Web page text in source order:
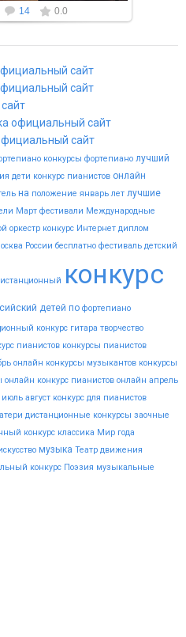
14 0.0
сайт
сайт
официальный сайт
сайт
конкурсы фортепиано лучший
дети конкурс пианистов онлайн
на положение январь лет лучшие
Март фестивали Международные
оркестр конкурс Интернет диплом
России бесплатно фестиваль детский
конкурс
детей по фортепиано
конкурс гитара творчество
пианистов конкурсы пианистов
онлайн конкурсы музыкантов конкурсы
онлайн конкурс пианистов онлайн апрель
июль август конкурс для пианистов
дистанционные конкурсы заочные
конкурс классика Мир года
музыка Театр движения
конкурс Поэзия музыкальные